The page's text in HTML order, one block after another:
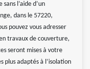
l’aide d’un
dans le 57220,
pouvez vous adresser
travaux de couverture,
seront mises à votre
plus adaptés à l’isolation